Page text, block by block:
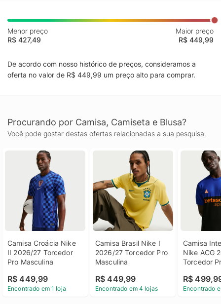
Menor preço
R$ 427,49
Maior preço
R$ 449,99
De acordo com nosso histórico de preços, consideramos a
oferta no valor de R$ 449,99 um preço alto para comprar.
Procurando por Camisa, Camiseta e Blusa?
Você pode gostar destas ofertas relacionadas a sua pesquisa.
Camisa Croácia Nike
II 2026/27 Torcedor
Pro Masculina
R$ 449,99
Encontrado em 1 loja
Camisa Brasil Nike I
2026/27 Torcedor Pro
Masculina
R$ 449,99
Encontrado em 4 lojas
Camisa
Nike ACG
Torcedor
R$
Encontrado